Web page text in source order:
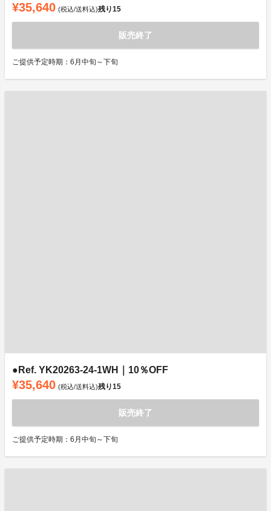
¥35,640 (税込/送料込)残り15
販売終了
ご提供予定時期：6月中旬～下旬
●Ref. YK20263-24-1WH｜10％OFF
¥35,640 (税込/送料込)残り15
販売終了
ご提供予定時期：6月中旬～下旬